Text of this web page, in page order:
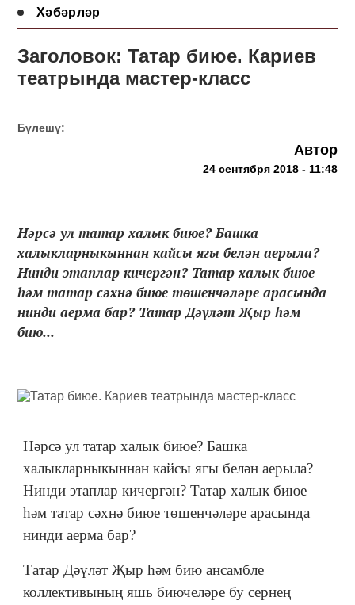
Хәбәрләр
Заголовок: Татар биюе. Кариев
театрында мастер-класс
Бүлешү:
Автор
24 сентября 2018 - 11:48
Нәрсә ул татар халык биюе? Башка
халыкларныкыннан кайсы ягы белән аерыла?
Нинди этаплар кичергән? Татар халык биюе
һәм татар сәхнә биюе төшенчәләре арасында
нинди аерма бар? Татар Дәүләт Җыр һәм
бию...
Нәрсә ул татар халык биюе? Башка
халыкларныкыннан кайсы ягы белән аерыла?
Нинди этаплар кичергән? Татар халык биюе
һәм татар сәхнә биюе төшенчәләре арасында
нинди аерма бар?
Татар Дәүләт Җыр һәм бию ансамбле
коллективының яшь биючеләре бу сернең